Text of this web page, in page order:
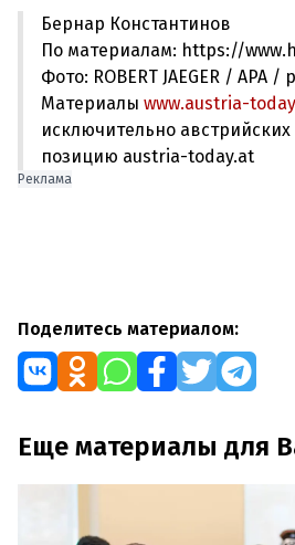
Бернар Константинов
По материалам: https://
Фото: ROBERT JAEGER / APA
Материалы www.austria-
исключительно
позицию austria-today.at
Реклама
Поделитесь материалом:
Еще материалы для